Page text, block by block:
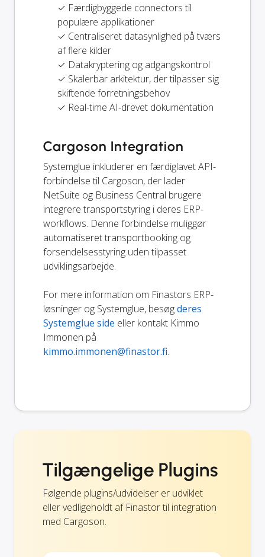
✓ Færdigbyggede connectors til
populære applikationer
✓ Centraliseret datasynlighed på tværs
af flere kilder
✓ Datakryptering og adgangskontrol
✓ Skalerbar arkitektur, der tilpasser sig
skiftende forretningsbehov
✓ Real-time AI-drevet dokumentation
Cargoson Integration
Systemglue inkluderer en færdiglavet API-
forbindelse til Cargoson, der lader
NetSuite og Business Central brugere
integrere transportstyring i deres ERP-
workflows. Denne forbindelse muliggør
automatiseret transportbooking og
forsendelsesstyring uden tilpasset
udviklingsarbejde.
For mere information om Finastors ERP-
løsninger og Systemglue, besøgderes
Systemglue side eller kontakt Kimmo
Immonen på
kimmo.immonen@finastor.fi.
Tilgængelige Plugins
Følgende plugins/udvidelser er udviklet
eller vedligeholdt af Finastor til integration
med Cargoson.